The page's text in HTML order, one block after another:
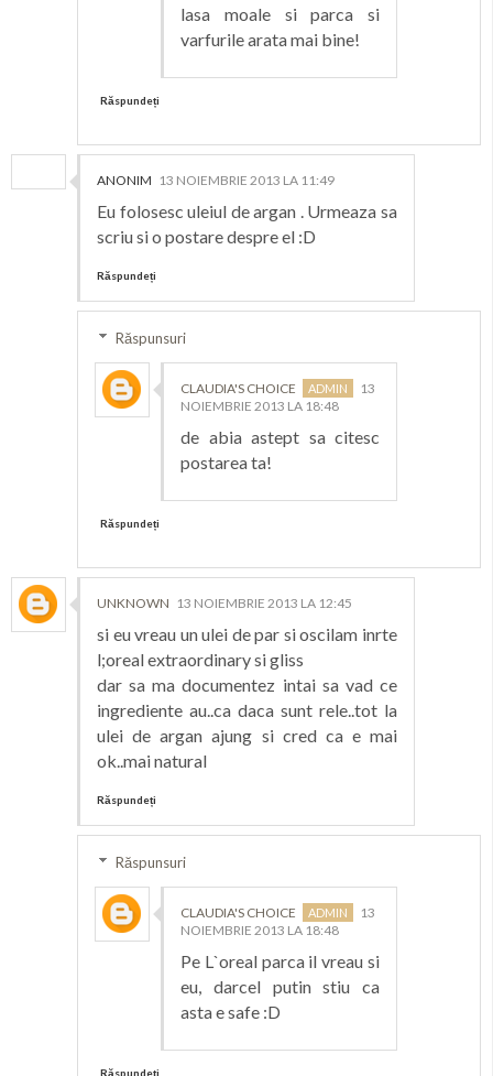
lasa moale si parca si
varfurile arata mai bine!
Răspundeți
ANONIM 13 NOIEMBRIE 2013 LA 11:49
Eu folosesc uleiul de argan . Urmeaza sa
scriu si o postare despre el :D
Răspundeți
Răspunsuri
CLAUDIA'S CHOICE
13
NOIEMBRIE 2013 LA 18:48
de abia astept sa citesc
postarea ta!
Răspundeți
UNKNOWN 13 NOIEMBRIE 2013 LA 12:45
si eu vreau un ulei de par si oscilam inrte
l;oreal extraordinary si gliss
dar sa ma documentez intai sa vad ce
ingrediente au..ca daca sunt rele..tot la
ulei de argan ajung si cred ca e mai
ok..mai natural
Răspundeți
Răspunsuri
CLAUDIA'S CHOICE
13
NOIEMBRIE 2013 LA 18:48
Pe L`oreal parca il vreau si
eu, darcel putin stiu ca
asta e safe :D
Răspundeți